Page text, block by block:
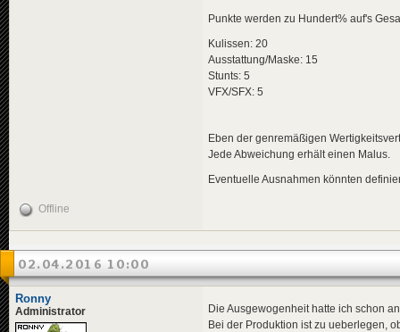
Punkte werden zu Hundert% auf's
Kulissen: 20
Ausstattung/Maske: 15
Stunts: 5
VFX/SFX: 5
Eben der genremäßigen
Jede Abweichung erhält einen Malus.
Eventuelle Ausnahmen könnten
Offline
02.04.2016 10:00
Ronny
Administrator
Die Ausgewogenheit hatte ich schon
Bei der Produktion ist zu ueberlegen,